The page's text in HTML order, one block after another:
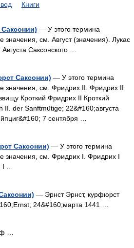
Книги
— У этого термина
значения, см. Август (значения). Лукас
Саксонского …
Саксонии) — У этого термина
значения, см. Фридрих II. Фридрих II
Кроткий Фридрих II Кроткий
der Sanftmütige; 22&#160;августа
7 сентября …
Саксонии) — У этого термина
значения, см. Фридрих I. Фридрих I
I …
— Эрнст Эрнст, курфюрст
24&#160;марта 1441 …
…